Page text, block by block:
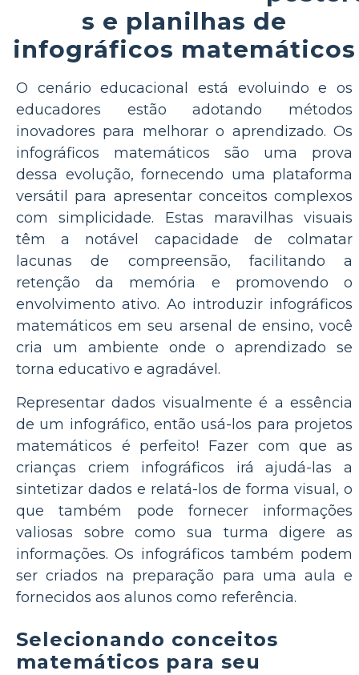
s e planilhas de
infográficos matemáticos
O cenário educacional está evoluindo e os
educadores estão adotando métodos
inovadores para melhorar o aprendizado. Os
infográficos matemáticos são uma prova
dessa evolução, fornecendo uma plataforma
versátil para apresentar conceitos complexos
com simplicidade. Estas maravilhas visuais
têm a notável capacidade de colmatar
lacunas de compreensão, facilitando a
retenção da memória e promovendo o
envolvimento ativo. Ao introduzir infográficos
matemáticos em seu arsenal de ensino, você
cria um ambiente onde o aprendizado se
torna educativo e agradável.
Representar dados visualmente é a essência
de um infográfico, então usá-los para projetos
matemáticos é perfeito! Fazer com que as
crianças criem infográficos irá ajudá-las a
sintetizar dados e relatá-los de forma visual, o
que também pode fornecer informações
valiosas sobre como sua turma digere as
informações. Os infográficos também podem
ser criados na preparação para uma aula e
fornecidos aos alunos como referência.
Selecionando conceitos
matemáticos para seu